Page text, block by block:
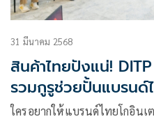
31 มีนาคม 2568
สินค้าไทยปังแน่!
รวมกูรูช่วยปั้นแบรนด์
ใครอยากให้แบรนด์ไทยโกอินเ